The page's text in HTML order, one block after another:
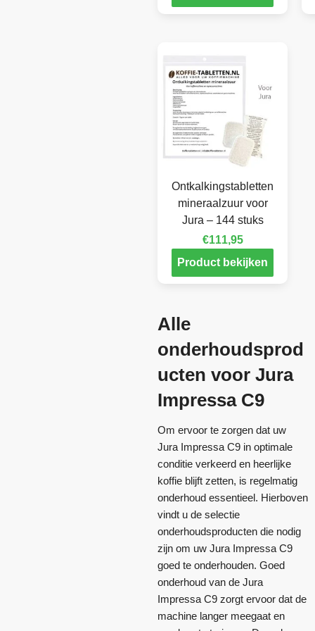
Ontkalkingstabletten
mineraalzuur voor
Jura – 144 stuks
€111,95
Product bekijken
Alle
onderhoudsprod
ucten voor Jura
Impressa C9
Om ervoor te zorgen dat uw
Jura Impressa C9 in optimale
conditie verkeerd en heerlijke
koffie blijft zetten, is regelmatig
onderhoud essentieel. Hierboven
vindt u de selectie
onderhoudsproducten die nodig
zijn om uw Jura Impressa C9
goed te onderhouden. Goed
onderhoud van de Jura
Impressa C9 zorgt ervoor dat de
machine langer meegaat en